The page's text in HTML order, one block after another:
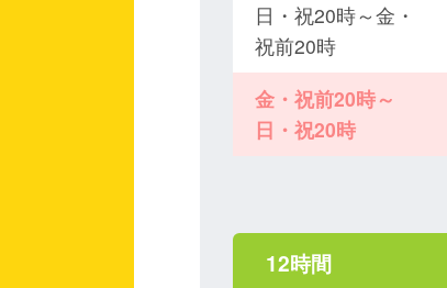
日・祝20時～金・
祝前20時
金・祝前20時～
日・祝20時
12時間